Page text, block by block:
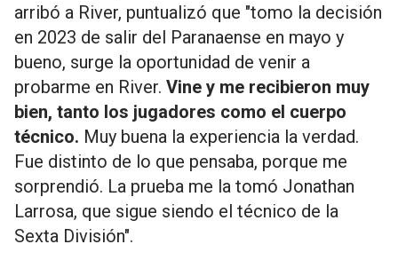
arribó a River, puntualizó que "tomo la decisión
en 2023 de salir del Paranaense en mayo y
bueno, surge la oportunidad de venir a
probarme en River. Vine y me recibieron muy
bien, tanto los jugadores como el cuerpo
técnico. Muy buena la experiencia la verdad.
Fue distinto de lo que pensaba, porque me
sorprendió. La prueba me la tomó Jonathan
Larrosa, que sigue siendo el técnico de la
Sexta División".